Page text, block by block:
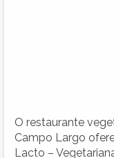
O restaurante
Campo Largo
Lacto –